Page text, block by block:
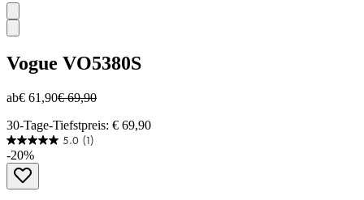
Vogue VO5380S
ab€ 61,90€ 69,90
30-Tage-Tiefstpreis: € 69,90
5.0 (1)
5.0
von
Sternen.
-20%